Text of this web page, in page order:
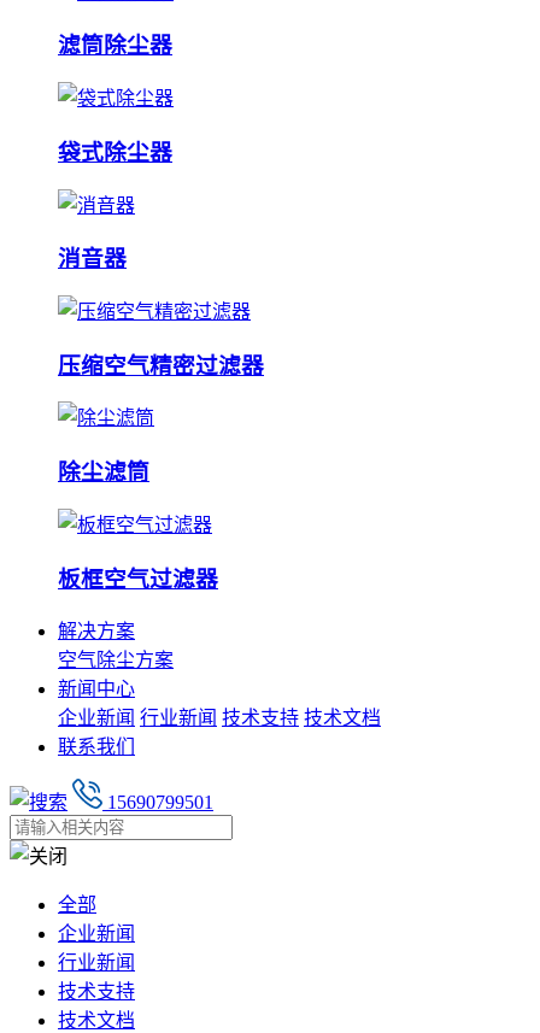
滤筒除尘器
袋式除尘器
消音器
压缩空气精密过滤器
除尘滤筒
板框空气过滤器
解决方案
空气除尘方案
新闻中心
企业新闻 行业新闻 技术支持 技术文档
联系我们
15690799501
全部
企业新闻
行业新闻
技术支持
技术文档